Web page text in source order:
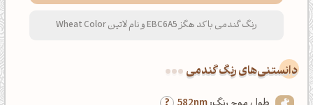
رنگ گندمی با کد هگز EBC6A5 و نام لاتین Wheat Color
دانستنی‌های رنگ گندمی